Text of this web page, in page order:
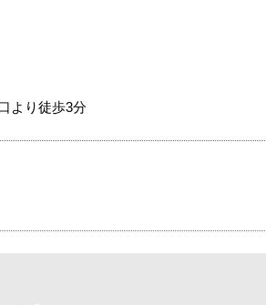
より徒歩3分